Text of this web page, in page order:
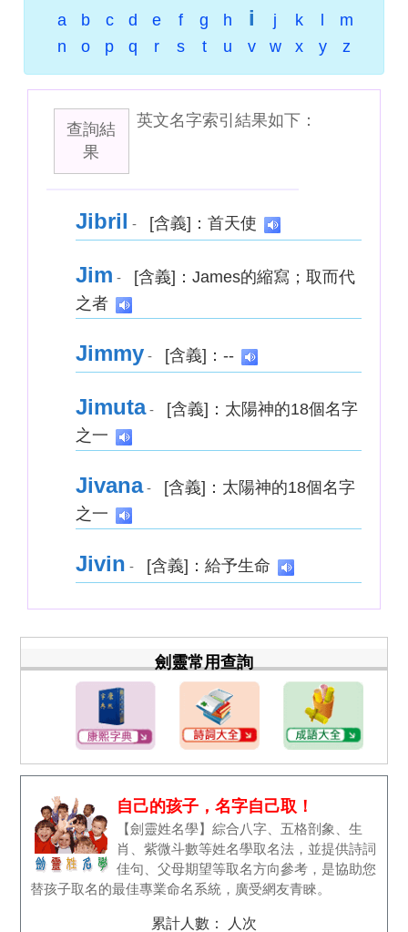
a b c d e f g h i j k
m
n
o p q r s t u v w x y z
查詢結
果
英文名字索引結果如下：
Jibril - [含義]：首天使
Jim -
[含義]：James的縮寫；取而代
之者
Jimmy - [含義]：--
Jimuta-
[含義]：太陽神的18個名字
之一
Jivana-
[含義]：太陽神的18個名字
之一
Jivin - [含義]：給予生命
劍靈常用查詢
自己的孩子，名字自己取！
【劍靈姓名學】綜合八字、五格剖象、生
肖、紫微斗數等姓名學取名法，並提供詩詞
佳句、父母期望等取名方向參考，是協助您
替孩子取名的最佳專業命名系統，廣受網友青睞。
累計人數： 人次